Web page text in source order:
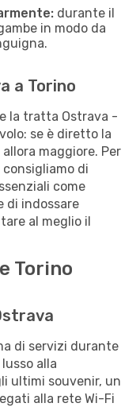
durante il
in modo da
a Torino
la tratta Ostrava -
se è diretto la
maggiore. Per
di
come
di indossare
al meglio il
Torino
di servizi durante
alla
ultimi souvenir, un
alla rete Wi-Fi